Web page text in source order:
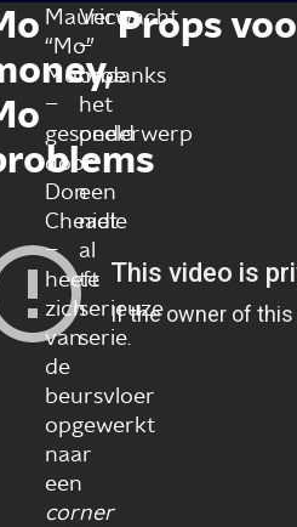
Maurice
“Mo”
Monroe
–
gespeeld
door
Don
Cheadle
–
heeft
zich
van
de
beursvloer
opgewerkt
naar
een
corner
Verwacht
–
ondanks
het
onderwerp
–
een
niet
al
te
serieuze
serie.
Props